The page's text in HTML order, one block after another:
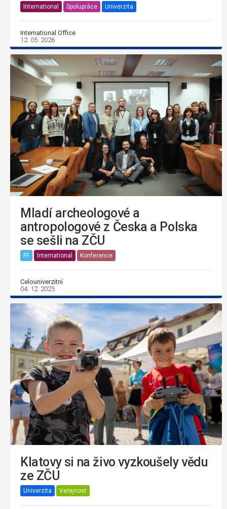
International Spolupráce Univerzita
International Office
12. 05. 2026
Mladí archeologové a
antropologové z Česka a Polska
se sešli na ZČU
FF International Konference
Celouniverzitní
04. 12. 2025
Klatovy si na živo vyzkoušely vědu
ze ZČU
Univerzita Veřejnost